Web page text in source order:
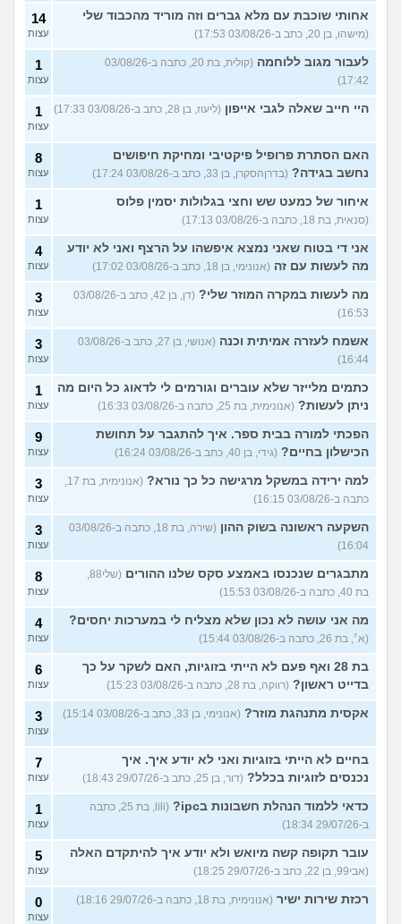
אחותי שוכבת עם מלא גברים וזה מוריד מהכבוד שלי
(מישהו, בן 20, כתב ב-03/08/26 17:53)
14
עצות
לעבור מגוב ללוחמה
(קולית, בת 20, כתבה ב-03/08/26
17:42)
1
עצות
היי חייב שאלה לגבי אייפון (ליעוז, בן 28, כתב ב-03/08/26 17:33) 1
עצות
האם הסתרת פרופיל פיקטיבי ומחיקת חיפושים
נחשב בגידה? (בדרןהסקרן, בן 33, כתב ב-03/08/26 17:24)
8
עצות
איחור של כמעט שש וחצי בגלולות יסמין פלוס
(סנאית, בת 18, כתבה ב-03/08/26 17:13)
1
עצות
אני די בטוח שאני נמצא איפשהו על הרצף ואני לא יודע
מה לעשות עם זה (אנונימי, בן 18, כתב ב-03/08/26 17:02)
4
עצות
מה לעשות במקרה המוזר שלי?
(דן, בן 42, כתב ב-03/08/26
16:53)
3
עצות
אשמח לעזרה אמיתית וכנה
(אנושי, בן 27, כתב ב-03/08/26
16:44)
3
עצות
כתמים מלייזר שלא עוברים וגורמים לי לדאוג כל היום מה
ניתן לעשות? (אנונימית, בת 25, כתבה ב-03/08/26 16:33)
1
עצות
הפכתי למורה בבית ספר. איך להתגבר על תחושת
הכישלון בחיים? (גידי, בן 40, כתב ב-03/08/26 16:24)
9
עצות
למה ירידה במשקל מרגישה כל כך נורא?
(אנונימית, בת 17,
כתבה ב-03/08/26 16:15)
3
עצות
השקעה ראשונה בשוק ההון
(שירה, בת 18, כתבה ב-03/08/26
16:04)
3
עצות
מתבגרים שנכנסו באמצע סקס שלנו ההורים
(שלי88,
בת 40, כתבה ב-03/08/26 15:53)
8
עצות
מה אני עושה לא נכון שלא מצליח לי במערכות יחסים?
(א׳, בת 26, כתבה ב-03/08/26 15:44)
4
עצות
בת 28 ואף פעם לא הייתי בזוגיות, האם לשקר על כך
בדייט ראשון? (רווקה, בת 28, כתבה ב-03/08/26 15:23)
6
עצות
אקסית מתנהגת מוזר? (אנונימי, בן 33, כתב ב-03/08/26 15:14) 3
עצות
בחיים לא הייתי בזוגיות ואני לא יודע איך. איך
נכנסים לזוגיות בכלל? (דור, בן 25, כתב ב-29/07/26 18:43)
7
עצות
כדאי ללמוד הנהלת חשבונות בipc?
(lili, בת 25, כתבה
ב-29/07/26 18:34)
1
עצות
עובר תקופה קשה מיואש ולא יודע איך להיתקדם האלה
(אבי99, בן 22, כתב ב-29/07/26 18:25)
5
עצות
רכזת שירות ישיר (אנונימית, בת 18, כתבה ב-29/07/26 18:16) 0
עצות